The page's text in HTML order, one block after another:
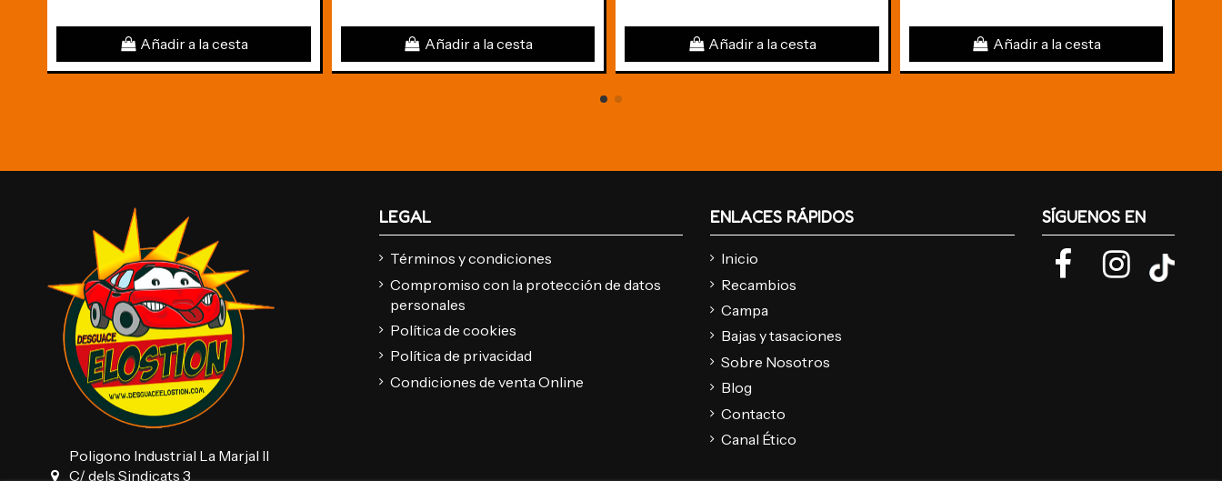
Añadir a la cesta Añadir a la cesta Añadir a la cesta Añadir a la cesta
Poligono Industrial La Marjal II
C/ dels Sindicats 3
LEGAL
Términos y condiciones
Compromiso con la protección de datos
personales
Política de cookies
Política de privacidad
Condiciones de venta Online
ENLACES RÁPIDOS
Inicio
Recambios
Campa
Bajas y tasaciones
Sobre Nosotros
Blog
Contacto
Canal Ético
SÍGUENOS EN